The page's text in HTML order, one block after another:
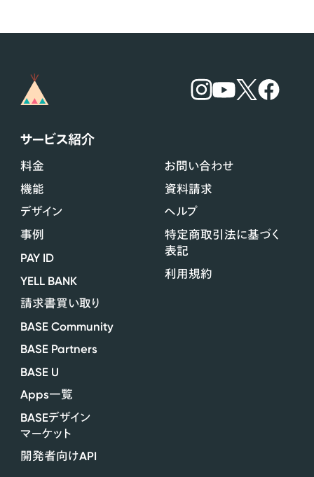
サービス紹介
料金
機能
デザイン
事例
PAY ID
YELL BANK
請求書買い取り
BASE Community
BASE Partners
BASE U
Apps一覧
BASEデザイン
マーケット
開発者向けAPI
お問い合わせ
資料請求
ヘルプ
特定商取引法に基づく
表記
利用規約